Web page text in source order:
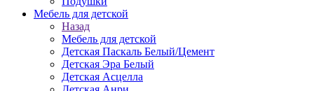
Мебель для детской
Назад
Мебель для детской
Детская Паскаль Белый/Цемент
Детская Эра Белый
Детская Асцелла